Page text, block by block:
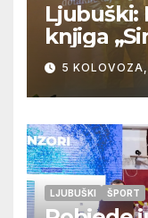
Ljubuški:
knjiga
dr. sc.
5
LJUBUŠKI ŠPORT